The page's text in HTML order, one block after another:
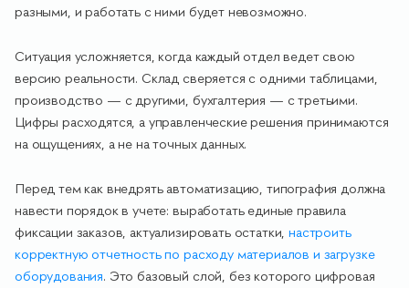
разными, и работать с ними будет невозможно.
Ситуация усложняется, когда каждый отдел ведет свою
версию реальности. Склад сверяется с одними таблицами,
производство — с другими, бухгалтерия — с третьими.
Цифры расходятся, а управленческие решения принимаются
на ощущениях, а не на точных данных.
Перед тем как внедрять автоматизацию, типография должна
навести порядок в учете: выработать единые правила
фиксации заказов, актуализировать остатки,настроить
корректную отчетность по расходу материалов и загрузке
оборудования. Это базовый слой, без которого цифровая